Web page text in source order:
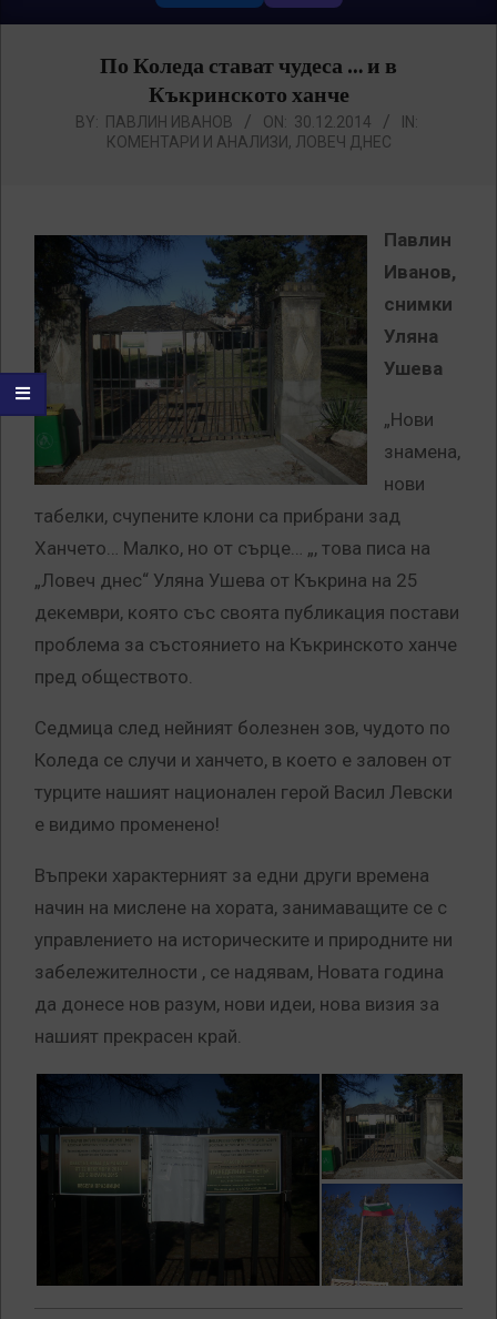
По Коледа стават чудеса … и в
Къкринското ханче
BY: ПАВЛИН ИВАНОВ ON: 30.12.2014
IN:
КОМЕНТАРИ И АНАЛИЗИ, ЛОВЕЧ ДНЕС
Павлин
Иванов,
снимки
Уляна
Ушева
„Нови
знамена,
нови
табелки, счупените клони са прибрани зад
Ханчето… Малко, но от сърце… „, това писа на
„Ловеч днес“ Уляна Ушева от Къкрина на 25
декември, която със своята публикация постави
проблема за състоянието на Къкринското ханче
пред обществото.
Седмица след нейният болезнен зов, чудото по
Коледа се случи и ханчето, в което е заловен от
турците нашият национален герой Васил Левски
е видимо променено!
Въпреки характерният за едни други времена
начин на мислене на хората, занимаващите се с
управлението на историческите и природните ни
забележителности , се надявам, Новата година
да донесе нов разум, нови идеи, нова визия за
нашият прекрасен край.